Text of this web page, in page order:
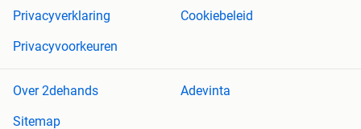
Privacyverklaring
Cookiebeleid
Privacyvoorkeuren
Over 2dehands
Adevinta
Sitemap